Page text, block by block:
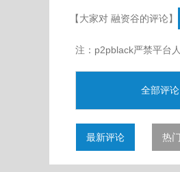
【大家对 融资谷的评论】
注：p2pblack严禁平台
全部评论
最新评论 热